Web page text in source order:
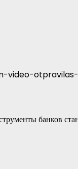
video-
банков